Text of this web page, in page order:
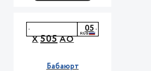
Х505АО
05
Бабаюрт